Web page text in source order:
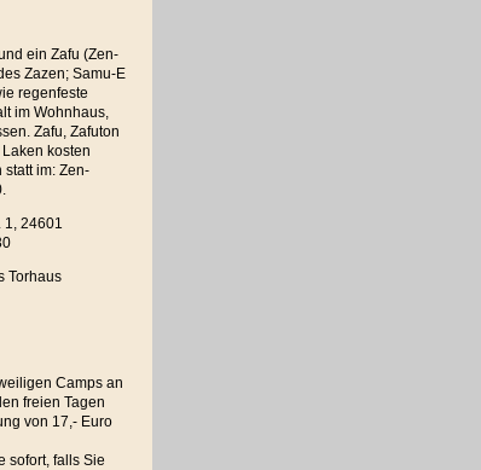
ein Zafu (Zen-
Zazen; Samu-E
regenfeste
im Wohnhaus,
Zafu, Zafuton
kosten
im: Zen-
1, 24601
Torhaus
Camps an
freien Tagen
von 17,- Euro
sofort, falls Sie